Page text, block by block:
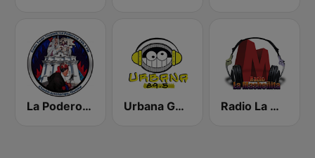
La Poderosa de Chichi Urbana GT 89.5 FM Radio La Masheñita